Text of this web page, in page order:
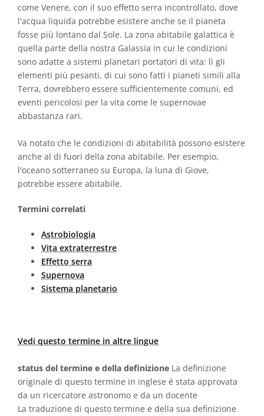
come Venere, con il suo effetto serra incontrollato, dove
l'acqua liquida potrebbe esistere anche se il pianeta
fosse più lontano dal Sole. La zona abitabile galattica è
quella parte della nostra Galassia in cui le condizioni
sono adatte a sistemi planetari portatori di vita: lì gli
elementi più pesanti, di cui sono fatti i pianeti simili alla
Terra, dovrebbero essere sufficientemente comuni, ed
eventi pericolosi per la vita come le supernovae
abbastanza rari.
Va notato che le condizioni di abitabilità possono esistere
anche al di fuori della zona abitabile. Per esempio,
l'oceano sotterraneo su Europa, la luna di Giove,
potrebbe essere abitabile.
Termini correlati
Astrobiologia
Vita extraterrestre
Effetto serra
Supernova
Sistema planetario
Vedi questo termine in altre lingue
status del termine e della definizione La definizione
originale di questo termine in inglese é stata approvata
da un ricercatore astronomo e da un docente
La traduzione di questo termine e della sua definizione